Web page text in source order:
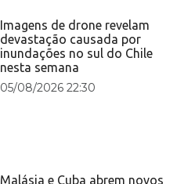
Imagens de drone revelam
devastação causada por
inundações no sul do Chile
nesta semana
05/08/2026 22:30
Malásia e Cuba abrem novos